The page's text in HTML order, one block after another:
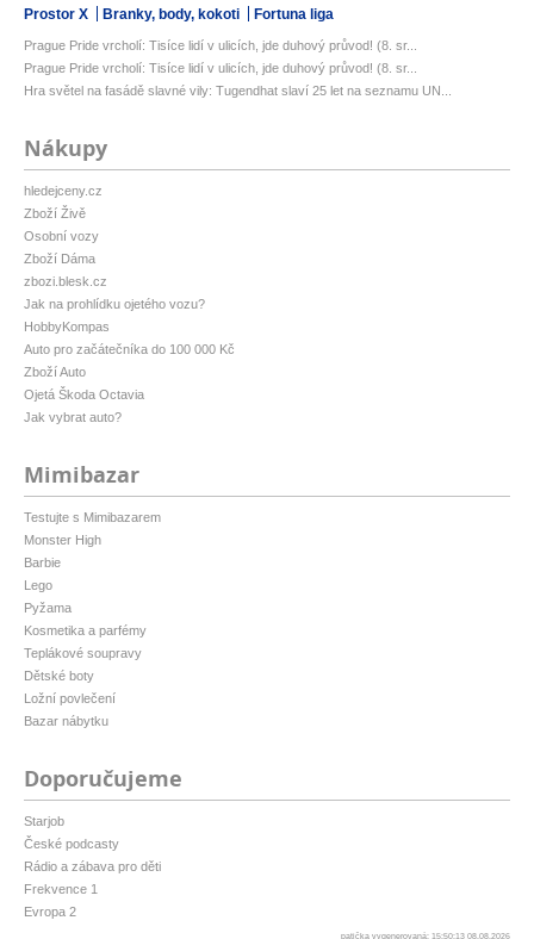
Prostor X Branky, body, kokoti Fortuna liga
Prague Pride vrcholí: Tisíce lidí v ulicích, jde duhový průvod! (8. sr...
Prague Pride vrcholí: Tisíce lidí v ulicích, jde duhový průvod! (8. sr...
Hra světel na fasádě slavné vily: Tugendhat slaví 25 let na seznamu UN...
Nákupy
hledejceny.cz
Zboží Živě
Osobní vozy
Zboží Dáma
zbozi.blesk.cz
Jak na prohlídku ojetého vozu?
HobbyKompas
Auto pro začátečníka do 100 000 Kč
Zboží Auto
Ojetá Škoda Octavia
Jak vybrat auto?
Mimibazar
Testujte s Mimibazarem
Monster High
Barbie
Lego
Pyžama
Kosmetika a parfémy
Teplákové soupravy
Dětské boty
Ložní povlečení
Bazar nábytku
Doporučujeme
Starjob
České podcasty
Rádio a zábava pro děti
Frekvence 1
Evropa 2
patička vygenerovaná: 15:50:13 08.08.2026